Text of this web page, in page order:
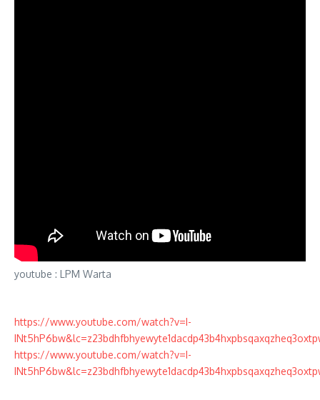
youtube : LPM Warta
https://www.youtube.com/watch?v=I-
https://www.youtube.com/watch?v=I-